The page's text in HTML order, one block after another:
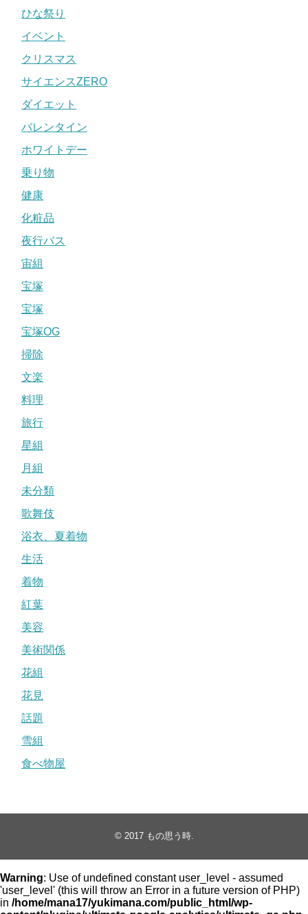
ひな祭り
イベント
クリスマス
サイエンスZERO
ダイエット
バレンタイン
ホワイトデー
乗り物
健康
化粧品
夜行バス
宙組
宝塚
宝塚
宝塚OG
掃除
文楽
料理
旅行
星組
月組
未分類
歌舞伎
浴衣、夏着物
生活
着物
紅葉
美容
美術関係
花組
花見
話題
雪組
食べ物屋
© 2017 もの思う時.
Warning: Use of undefined constant user_level - assumed
'user_level' (this will throw an Error in a future version of PHP)
in /home/mana17/yukimana.com/public_html/wp-